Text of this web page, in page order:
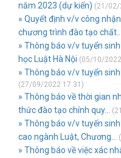
năm 2023 (dự kiến) (21/02/
» Quyết định v/v công
chương trình đào tạo chất...
» Thông báo v/v tuyển
học Luật Hà Nội (05/10/
» Thông báo v/v tuyển
(27/09/2022 17:31)
» Thông báo về thời gian
thức đào tạo chính quy...
» Thông báo v/v tuyến
cao ngành Luật, Chương...
» Thông báo về việc xác